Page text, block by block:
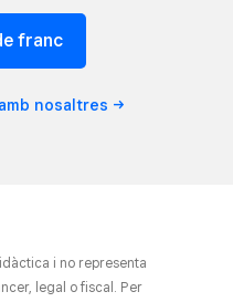
franc
nosaltres
i no representa
legal o fiscal. Per